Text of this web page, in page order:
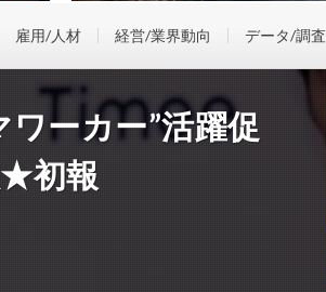
雇用/人材 経営/業界動向 データ/調査
ーカー”活躍促
★初報